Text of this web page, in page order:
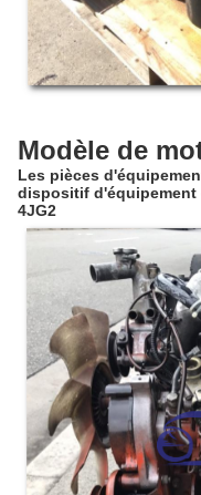
Modèle de
Les pièces
dispositif d'équipement
4JG2